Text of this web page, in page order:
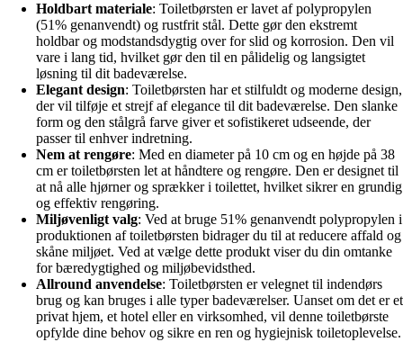
Holdbart materiale: Toiletbørsten er lavet af polypropylen
(51% genanvendt) og rustfrit stål. Dette gør den ekstremt
holdbar og modstandsdygtig over for slid og korrosion. Den vil
vare i lang tid, hvilket gør den til en pålidelig og langsigtet
løsning til dit badeværelse.
Elegant design: Toiletbørsten har et stilfuldt og moderne design,
der vil tilføje et strejf af elegance til dit badeværelse. Den slanke
form og den stålgrå farve giver et sofistikeret udseende, der
passer til enhver indretning.
Nem at rengøre: Med en diameter på 10 cm og en højde på 38
cm er toiletbørsten let at håndtere og rengøre. Den er designet til
at nå alle hjørner og sprækker i toilettet, hvilket sikrer en grundig
og effektiv rengøring.
Miljøvenligt valg: Ved at bruge 51% genanvendt polypropylen i
produktionen af toiletbørsten bidrager du til at reducere affald og
skåne miljøet. Ved at vælge dette produkt viser du din omtanke
for bæredygtighed og miljøbevidsthed.
Allround anvendelse: Toiletbørsten er velegnet til indendørs
brug og kan bruges i alle typer badeværelser. Uanset om det er et
privat hjem, et hotel eller en virksomhed, vil denne toiletbørste
opfylde dine behov og sikre en ren og hygiejnisk toiletoplevelse.